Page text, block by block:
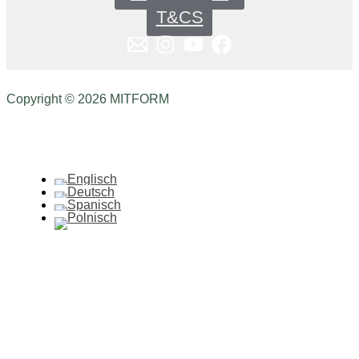
T&CS
Copyright © 2026 MITFORM